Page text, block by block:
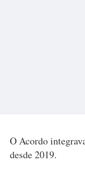
O Acordo
desde 2019.